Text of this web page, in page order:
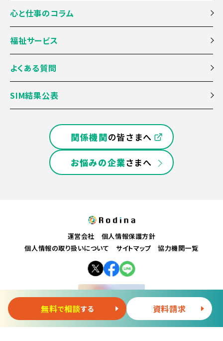
無料で相談する 資料請求
心と仕事のコラム
福祉サービス
よくある質問
SIM結果公表
関係機関の皆さまへ
お悩みの企業さまへ
運営会社
個人情報保護方針
個人情報の取り扱いについて
サイトマップ 協力機関一覧
Copyright © Rodina Inc. All Rights Reserved.